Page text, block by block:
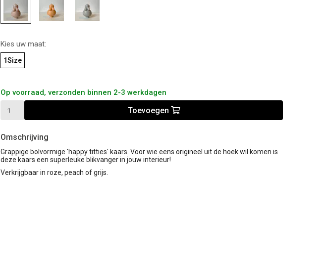
Kies uw maat:
1Size
Op voorraad, verzonden binnen 2-3 werkdagen
Toevoegen
Omschrijving
Grappige bolvormige 'happy titties' kaars. Voor wie eens origineel uit de hoek wil komen is
deze kaars een superleuke blikvanger in jouw interieur!
Verkrijgbaar in roze, peach of grijs.